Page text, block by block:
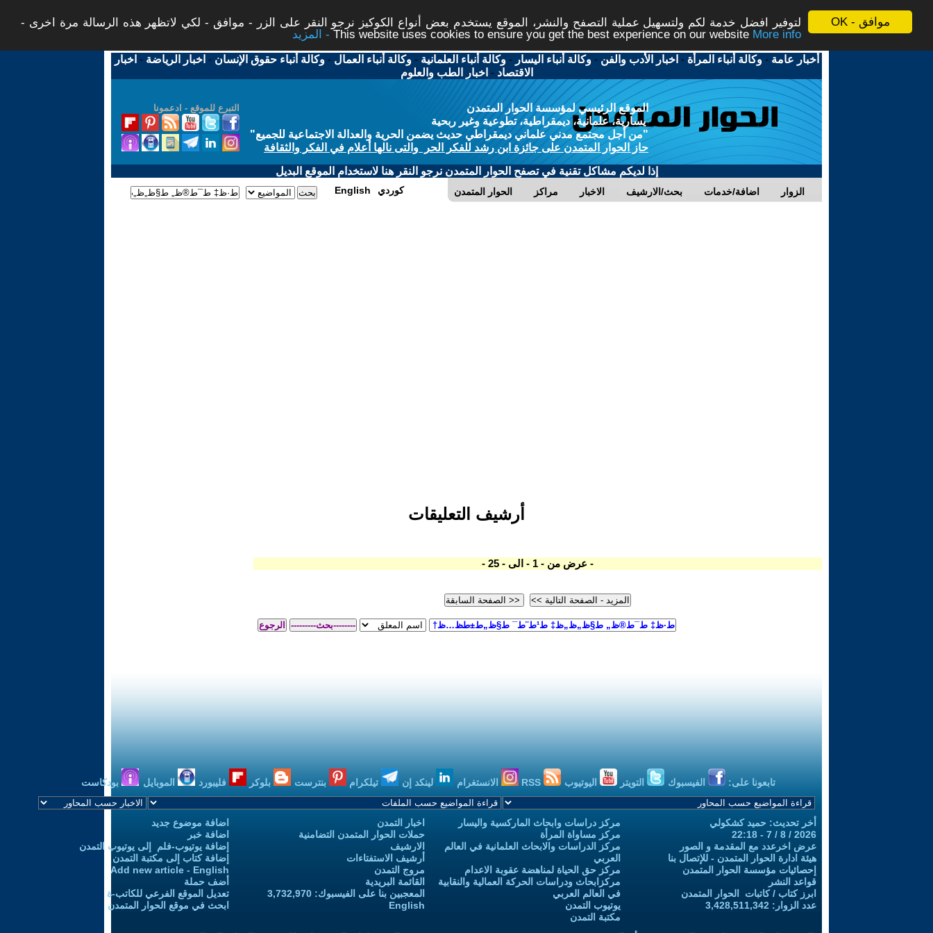
موافق - OK
لتوفير افضل خدمة لكم ولتسهيل عملية التصفح والنشر، الموقع يستخدم بعض أنواع الكوكيز نرجو النقر على الزر - موافق - لكي لاتظهر هذه الرسالة مرة اخرى -
This website uses cookies to ensure you get the best experience on our website More info - المزيد
أخبار عامة -وكالة أنباء المرأة - اخبار الأدب والفن -وكالة أنباء اليسار -وكالة أنباء العلمانية -وكالة أنباء العمال -وكالة أنباء حقوق الإنسان - اخبار الرياضة - اخبار
الاقتصاد - اخبار الطب والعلوم
التبرع للموقع - ادعمونا
الموقع الرئيسي لمؤسسة الحوار المتمدن
يسارية، علمانية، ديمقراطية، تطوعية وغير ربحية
"من أجل مجتمع مدني علماني ديمقراطي حديث يضمن الحرية والعدالة الاجتماعية للجميع"
حاز الحوار المتمدن على جائزة ابن رشد للفكر الحر والتى نالها أعلام في الفكر والثقافة
إذا لديكم مشاكل تقنية في تصفح الحوار المتمدن نرجو النقر هنا لاستخدام الموقع البديل
الحوار المتمدن مراكز الاخبار بحث/الارشيف اضافة/خدمات الزوار English كوردي
أرشيف التعليقات
- عرض من - 1 - الى - 25 -
تابعونا على: الفيسبوك التويتر اليوتيوب الانستغرام لينكد إن تيلكرام بنترست بلوكر فليبورد الموبايل بودكاست
أخر تحديث: حميد كشكولي
2026 / 8 / 7 - 22:18
عرض اخرعدد مع المقدمة و الصور
هيئة ادارة الحوار المتمدن - للإتصال بنا
إحصائيات مؤسسة الحوار المتمدن
قواعد النشر
ابرز كتاب / كاتبات الحوار المتمدن
عدد الزوار: 3,428,511,342
مركز دراسات وابحاث الماركسية واليسار
مركز مساواة المرأة
مركز الدراسات والابحاث العلمانية في العالم
العربي
مركز حق الحياة لمناهضة عقوبة الاعدام
مركزابحاث ودراسات الحركة العمالية والنقابية
في العالم العربي
يوتيوب التمدن
مكتبة التمدن
اخبار التمدن
حملات الحوار المتمدن التضامنية
الارشيف
أرشيف الاستفتاءات
مروج التمدن
القائمة البريدية
المعجبين بنا على الفيسبوك: 3,732,970
English
اضافة موضوع جديد
اضافة خبر
إضافة يوتيوب-فلم إلى يوتيوب التمدن
إضافة كتاب إلى مكتبة التمدن
Add new article - English
أضف حملة
تعديل الموقع الفرعي للكاتب-ة
ابحث في موقع الحوار المتمدن